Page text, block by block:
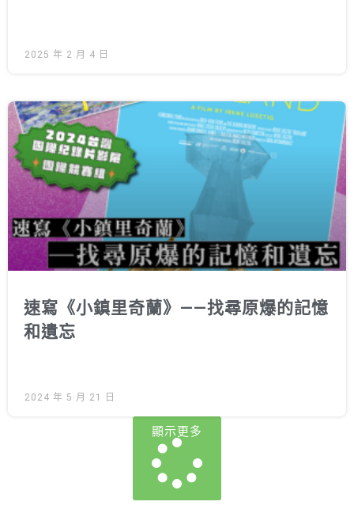
2025 年 2 月 4 日
速寫《小鎮里奇蘭》——找尋原爆的記憶
和遺忘
2024 年 5 月 21 日
顯示更多